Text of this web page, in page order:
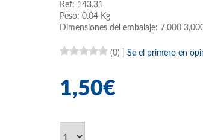
Ref: 143.31
Peso: 0.04 Kg
Dimensiones del embalaje: 7,000
(0) Se el primero en
1,50€